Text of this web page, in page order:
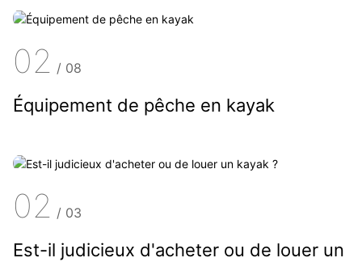
02 / 08
Équipement de pêche en kayak
02 / 03
Est-il judicieux d'acheter ou de louer un